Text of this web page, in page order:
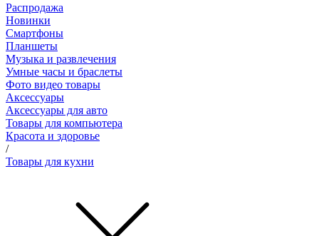
Распродажа
Новинки
Смартфоны
Планшеты
Музыка и развлечения
Умные часы и браслеты
Фото видео товары
Аксессуары
Аксессуары для авто
Товары для компьютера
Красота и здоровье
/
Товары для кухни